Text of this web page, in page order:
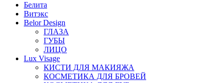
Белита
Витэкс
Belor Design
ГЛАЗА
ГУБЫ
ЛИЦО
Lux Visage
КИСТИ ДЛЯ МАКИЯЖА
КОСМЕТИКА ДЛЯ БРОВЕЙ